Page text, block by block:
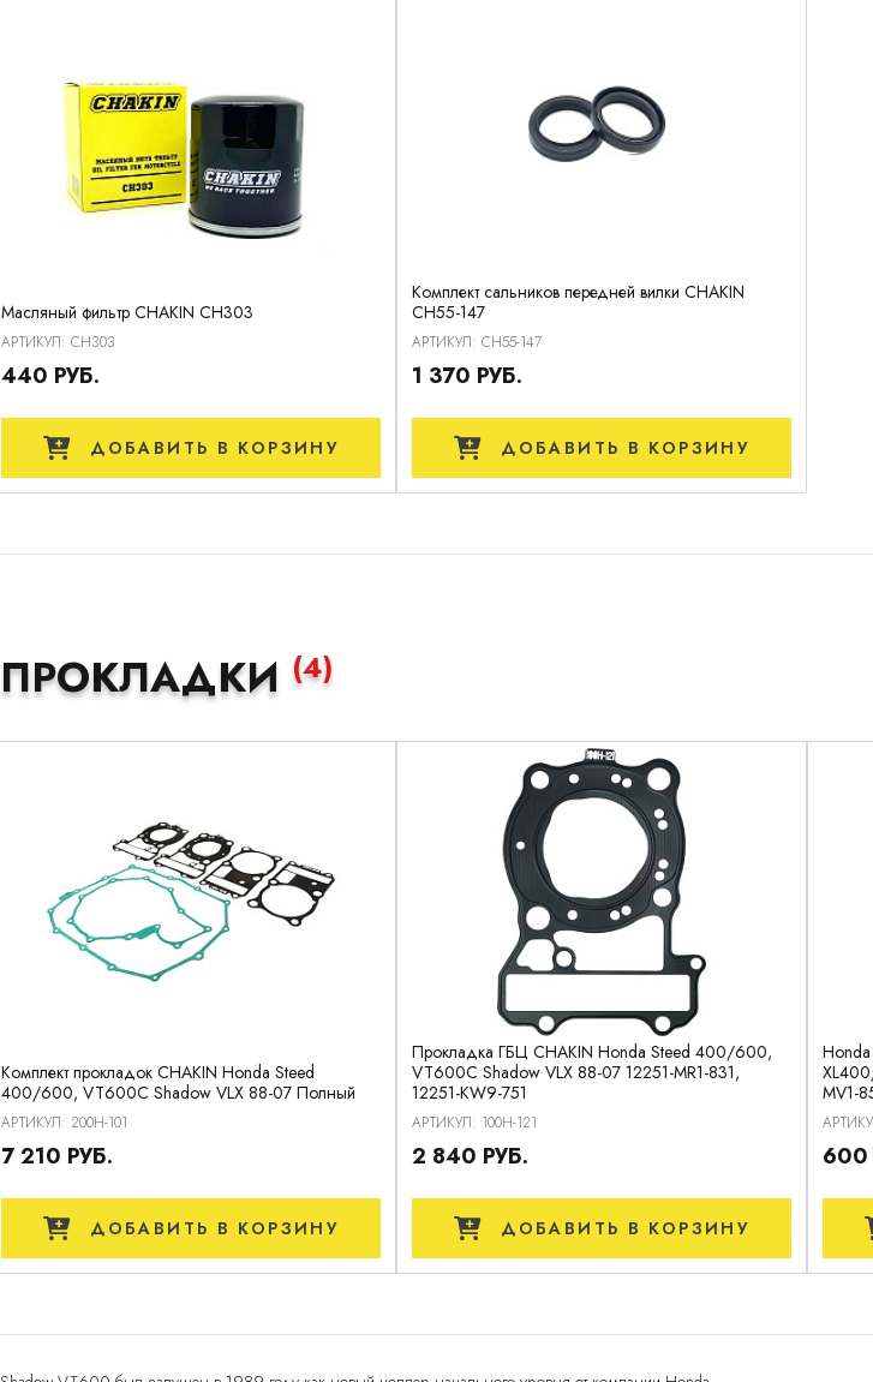
Масляный фильтр CHAKIN CH303
АРТИКУЛ: CH303
440 РУБ.
ДОБАВИТЬ В КОРЗИНУ
Комплект сальников передней вилки CHAKIN
CH55-147
АРТИКУЛ: CH55-147
1 370 РУБ.
ДОБАВИТЬ В КОРЗИНУ
ПРОКЛАДКИ (4)
Комплект прокладок CHAKIN Honda Steed
400/600, VT600C Shadow VLX 88-07 Полный
АРТИКУЛ: 200H-101
7 210 РУБ.
ДОБАВИТЬ В КОРЗИНУ
Прокладка ГБЦ CHAKIN Honda Steed 400/600,
VT600C Shadow VLX 88-07 12251-MR1-831,
12251-KW9-751
АРТИКУЛ: 100H-121
2 840 РУБ.
ДОБАВИТЬ В КОРЗИНУ
MV1-
600